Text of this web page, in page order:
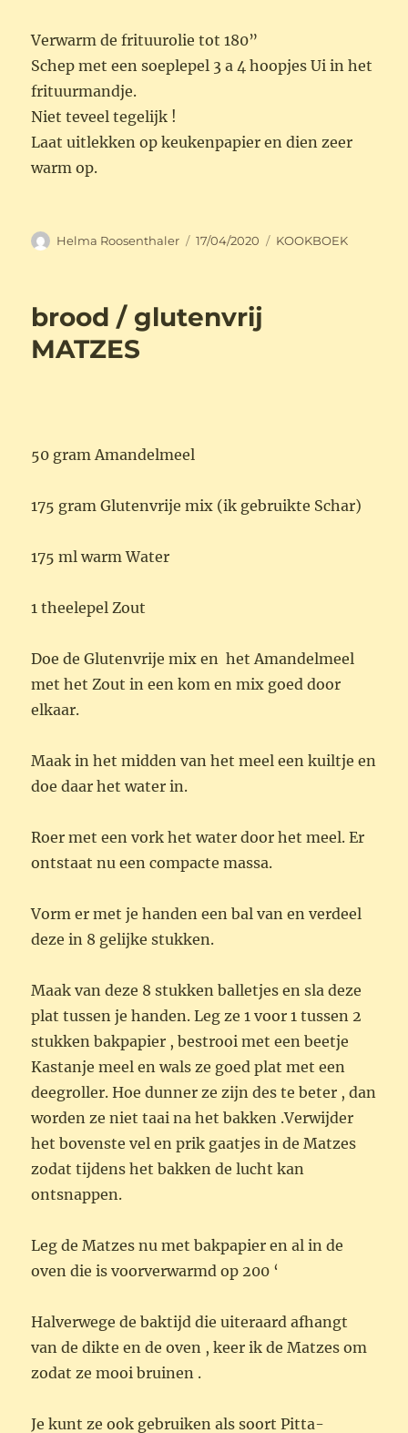
Verwarm de frituurolie tot 180”
Schep met een soeplepel 3 a 4 hoopjes Ui in het
frituurmandje.
Niet teveel tegelijk !
Laat uitlekken op keukenpapier en dien zeer
warm op.
Auteur
Helma Roosenthaler
Geplaatst
17/04/2020 Categorieën
KOOKBOEK
brood / glutenvrij
MATZES
50 gram Amandelmeel
175 gram Glutenvrije mix (ik gebruikte Schar)
175 ml warm Water
1 theelepel Zout
Doe de Glutenvrije mix en het Amandelmeel
met het Zout in een kom en mix goed door
elkaar.
Maak in het midden van het meel een kuiltje en
doe daar het water in.
Roer met een vork het water door het meel. Er
ontstaat nu een compacte massa.
Vorm er met je handen een bal van en verdeel
deze in 8 gelijke stukken.
Maak van deze 8 stukken balletjes en sla deze
plat tussen je handen. Leg ze 1 voor 1 tussen 2
stukken bakpapier , bestrooi met een beetje
Kastanje meel en wals ze goed plat met een
deegroller. Hoe dunner ze zijn des te beter , dan
worden ze niet taai na het bakken .Verwijder
het bovenste vel en prik gaatjes in de Matzes
zodat tijdens het bakken de lucht kan
ontsnappen.
Leg de Matzes nu met bakpapier en al in de
oven die is voorverwarmd op 200 ‘
Halverwege de baktijd die uiteraard afhangt
van de dikte en de oven , keer ik de Matzes om
zodat ze mooi bruinen .
Je kunt ze ook gebruiken als soort Pitta-